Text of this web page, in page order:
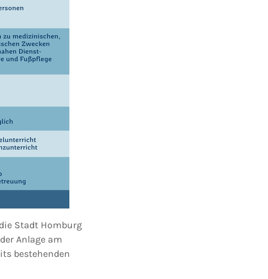
Stadt Homburg
Anlage am
bestehenden